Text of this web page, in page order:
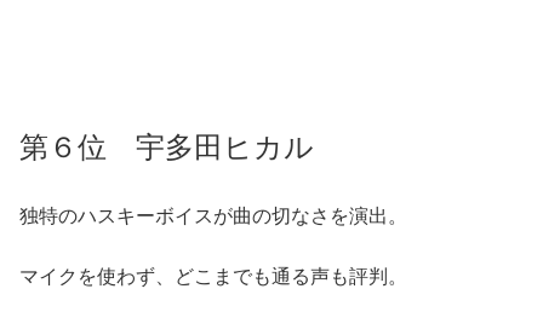
第６位 宇多田ヒカル
独特のハスキーボイスが曲の切なさを演出。
マイクを使わず、どこまでも通る声も評判。